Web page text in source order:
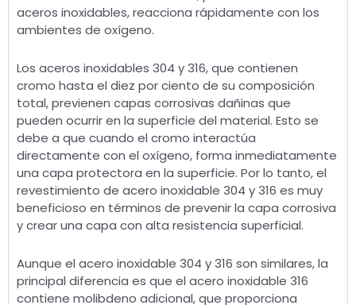
aceros inoxidables, reacciona rápidamente con los
ambientes de oxígeno.
Los aceros inoxidables 304 y 316, que contienen
cromo hasta el diez por ciento de su composición
total, previenen capas corrosivas dañinas que
pueden ocurrir en la superficie del material. Esto se
debe a que cuando el cromo interactúa
directamente con el oxígeno, forma inmediatamente
una capa protectora en la superficie. Por lo tanto, el
revestimiento de acero inoxidable 304 y 316 es muy
beneficioso en términos de prevenir la capa corrosiva
y crear una capa con alta resistencia superficial.
Aunque el acero inoxidable 304 y 316 son similares, la
principal diferencia es que el acero inoxidable 316
contiene molibdeno adicional, que proporciona